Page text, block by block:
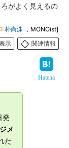
がよく見えるの
朴尚洙 ，MONOist]
示
関連情報
Hatena
発
メ
た